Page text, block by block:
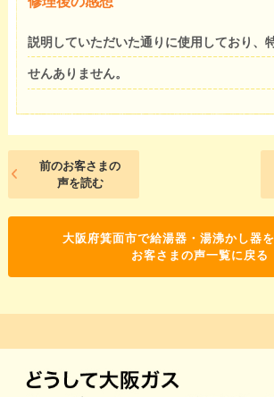
説明していただいた通りに使用しており、
せんありません。
前のお客さまの
声を読む
大阪府箕面市で給湯器・湯沸かし器
お客さまの声一覧に戻る